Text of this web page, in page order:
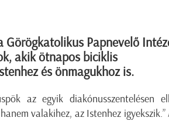
Görögkatolikus Papnevelő
akik ötnapos biciklis
és önmagukhoz is.
az egyik diakónusszentelésen
valakihez, az Istenhez